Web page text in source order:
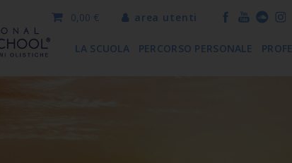
area utenti
0,00 €
LA SCUOLA PERCORSO PERSONALE